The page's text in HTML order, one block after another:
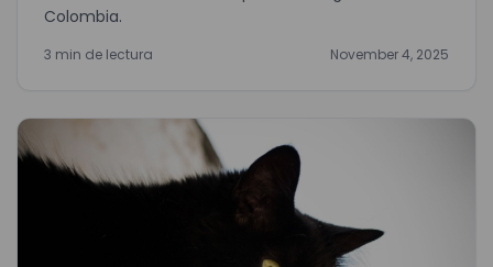
Colombia.
3 min de lectura November 4, 2025